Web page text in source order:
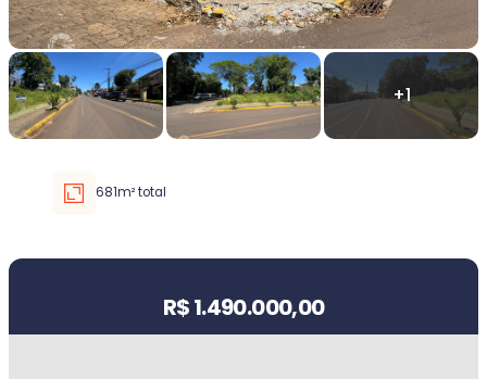
Faixa de valor
30.000,00até5.000.000,00 ou +
681m² total
R$ 1.490.000,00